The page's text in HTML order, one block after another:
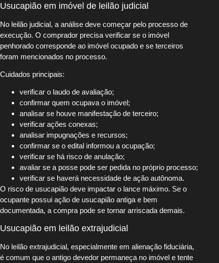
Usucapião em imóvel de leilão judicial
No leilão judicial, a análise deve começar pelo processo de
execução. O comprador precisa verificar se o imóvel
penhorado corresponde ao imóvel ocupado e se terceiros
foram mencionados no processo.
Cuidados principais:
verificar o laudo de avaliação;
confirmar quem ocupava o imóvel;
analisar se houve manifestação de terceiro;
verificar ações conexas;
analisar impugnações e recursos;
confirmar se o edital informou a ocupação;
verificar se há risco de anulação;
avaliar se a posse pode ser pedida no próprio processo;
verificar se haverá necessidade de ação autônoma.
O risco de usucapião deve impactar o lance máximo. Se o
ocupante possui ação de usucapião antiga e bem
documentada, a compra pode se tornar arriscada demais.
Usucapião em leilão extrajudicial
No leilão extrajudicial, especialmente em alienação fiduciária,
é comum que o antigo devedor permaneça no imóvel e tente